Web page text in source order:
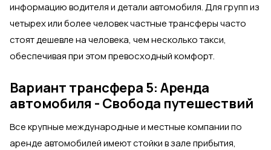
информацию водителя и детали автомобиля. Для групп из
четырех или более человек частные трансферы часто
стоят дешевле на человека, чем несколько такси,
обеспечивая при этом превосходный комфорт.
Вариант трансфера 5: Аренда
автомобиля - Свобода путешествий
Все крупные международные и местные компании по
аренде автомобилей имеют стойки в зале прибытия,